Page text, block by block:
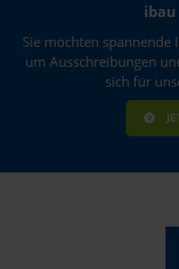
Sie möchten
um Ausschreibungen
sich für